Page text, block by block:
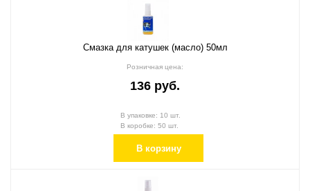
Смазка для катушек (масло) 50мл
Розничная цена:
136 руб.
В упаковке: 10 шт.
В коробке: 50 шт.
В корзину